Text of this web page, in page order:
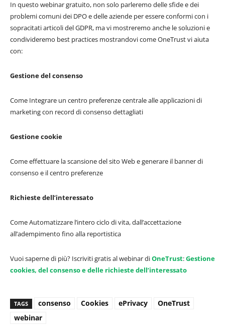
In questo webinar gratuito, non solo parleremo delle sfide e dei
problemi comuni dei DPO e delle aziende per essere conformi con i
sopracitati articoli del GDPR, ma vi mostreremo anche le soluzioni e
condivideremo best practices mostrandovi come OneTrust vi aiuta
con:
Gestione del consenso
Come Integrare un centro preferenze centrale alle applicazioni di
marketing con record di consenso dettagliati
Gestione cookie
Come effettuare la scansione del sito Web e generare il banner di
consenso e il centro preferenze
Richieste dell’interessato
Come Automatizzare l’intero ciclo di vita, dall’accettazione
all’adempimento fino alla reportistica
Vuoi saperne di più? Iscriviti gratis al webinar diOneTrust:Gestione
cookies, del consenso e delle richieste dell’interessato
TAGS consenso Cookies ePrivacy
OneTrust
webinar